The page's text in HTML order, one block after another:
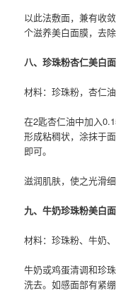
以此法敷面，兼有收
个滋养美白面膜，去
八、珍珠粉杏仁美白
材料：珍珠粉，杏仁油
在2匙杏仁油中加入
形成粘稠状，涂抹于
即可。
滋润肌肤，使之光滑细
九、牛奶珍珠粉美白
材料：珍珠粉、牛奶
牛奶或鸡蛋清调和珍
洗去。如感面部有紧